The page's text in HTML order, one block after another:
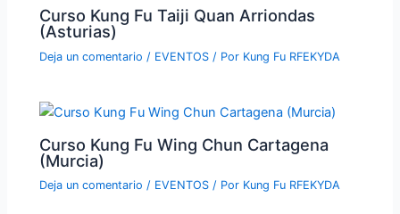
Curso Kung Fu Taiji Quan Arriondas
(Asturias)
Deja un comentario / EVENTOS / Por Kung Fu RFEKYDA
Curso Kung Fu Wing Chun Cartagena
(Murcia)
Deja un comentario / EVENTOS / Por Kung Fu RFEKYDA